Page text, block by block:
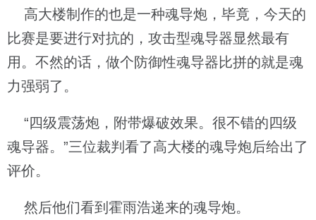
高大楼制作的也是一种魂导炮，毕竟，今天的
比赛是要进行对抗的，攻击型魂导器显然最有
用。不然的话，做个防御性魂导器比拼的就是魂
力强弱了。
“四级震荡炮，附带爆破效果。很不错的四级
魂导器。”三位裁判看了高大楼的魂导炮后给出了
评价。
然后他们看到霍雨浩递来的魂导炮。